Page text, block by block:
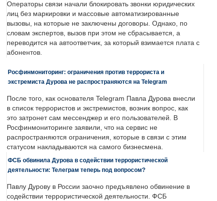
Операторы связи начали блокировать звонки юридических
лиц без маркировки и массовые автоматизированные
вызовы, на которые не заключены договоры. Однако, по
словам экспертов, вызов при этом не сбрасывается, а
переводится на автоответчик, за который взимается плата с
абонентов.
Росфинмониторинг: ограничения против террориста и
экстремиста Дурова не распространяются на Telegram
После того, как основателя Telegram Павла Дурова внесли
в список террористов и экстремистов, возник вопрос, как
это затронет сам мессенджер и его пользователей. В
Росфинмониторинге заявили, что на сервис не
распространяются ограничения, которые в связи с этим
статусом накладываются на самого бизнесмена.
ФСБ обвинила Дурова в содействии террористической
деятельности: Телеграм теперь под вопросом?
Павлу Дурову в России заочно предъявлено обвинение в
содействии террористической деятельности. ФСБ